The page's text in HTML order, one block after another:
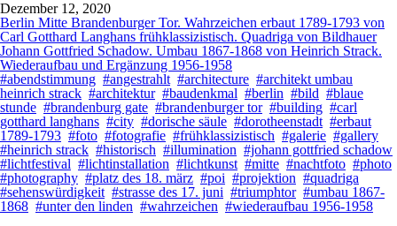
Dezember 12, 2020
Berlin Mitte Brandenburger Tor. Wahrzeichen erbaut 1789-1793 von
Carl Gotthard Langhans frühklassizistisch. Quadriga von Bildhauer
Johann Gottfried Schadow. Umbau 1867-1868 von Heinrich Strack.
Wiederaufbau und Ergänzung 1956-1958
#abendstimmung #angestrahlt #architecture #architekt umbau
heinrich strack #architektur #baudenkmal #berlin #bild #blaue
stunde #brandenburg gate #brandenburger tor #building #carl
gotthard langhans #city #dorische säule #dorotheenstadt #erbaut
1789-1793 #foto #fotografie #frühklassizistisch #galerie #gallery
#heinrich strack #historisch #illumination #johann gottfried schadow
#lichtfestival #lichtinstallation #lichtkunst #mitte #nachtfoto #photo
#photography #platz des 18. märz #poi #projektion #quadriga
#sehenswürdigkeit #strasse des 17. juni #triumphtor #umbau 1867-
1868 #unter den linden #wahrzeichen #wiederaufbau 1956-1958